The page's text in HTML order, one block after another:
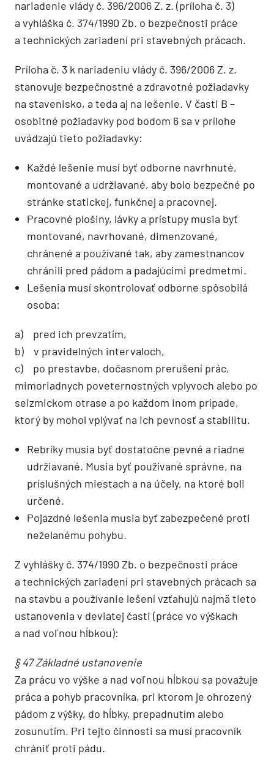
nariadenie vlády č. 396/2006 Z. z. (príloha č. 3)
a vyhláška č. 374/1990 Zb. o bezpečnosti práce
a technických zariadení pri stavebných prácach.
Príloha č. 3 k nariadeniu vlády č. 396/2006 Z. z.
stanovuje bezpečnostné a zdravotné požiadavky
na stavenisko, a teda aj na lešenie. V časti B –
osobitné požiadavky pod bodom 6 sa v prílohe
uvádzajú tieto požiadavky:
Každé lešenie musí byť odborne navrhnuté,
montované a udržiavané, aby bolo bezpečné po
stránke statickej, funkčnej a pracovnej.
Pracovné plošiny, lávky a prístupy musia byť
montované, navrhované, dimenzované,
chránené a používané tak, aby zamestnancov
chránili pred pádom a padajúcimi predmetmi.
Lešenia musí skontrolovať odborne spôsobilá
osoba:
a) pred ich prevzatím,
b) v pravidelných intervaloch,
c) po prestavbe, dočasnom prerušení prác,
mimoriadnych poveternostných vplyvoch alebo po
seizmickom otrase a po každom inom prípade,
ktorý by mohol vplývať na ich pevnosť a stabilitu.
Rebríky musia byť dostatočne pevné a riadne
udržiavané. Musia byť používané správne, na
príslušných miestach a na účely, na ktoré boli
určené.
Pojazdné lešenia musia byť zabezpečené proti
neželanému pohybu.
Z vyhlášky č. 374/1990 Zb. o bezpečnosti práce
a technických zariadení pri stavebných prácach sa
na stavbu a používanie lešení vzťahujú najmä tieto
ustanovenia v deviatej časti (práce vo výškach
a nad voľnou hĺbkou):
§ 47 Základné ustanovenie
Za prácu vo výške a nad voľnou hĺbkou sa považuje
práca a pohyb pracovníka, pri ktorom je ohrozený
pádom z výšky, do hĺbky, prepadnutím alebo
zosunutím. Pri tejto činnosti sa musí pracovník
chrániť proti pádu.